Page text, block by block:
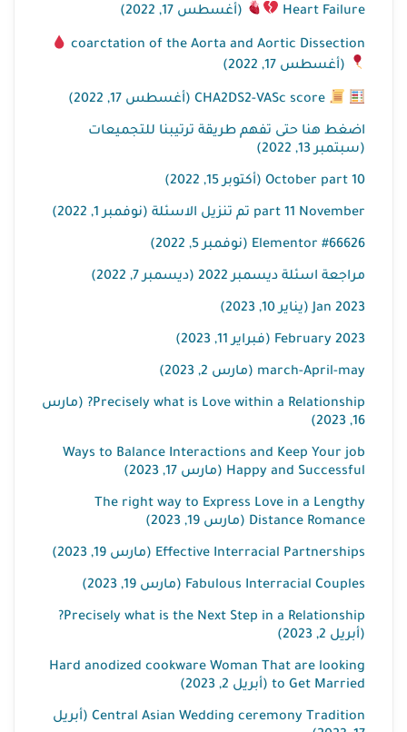
Heart Failure ​ (أغسطس 17, 2022)
coarctation of the Aorta and Aortic Dissection
​ (أغسطس 17, 2022)
CHA2DS2-VASc score (أغسطس 17, 2022)
اضغط هنا حتى تفهم طريقة ترتيبنا للتجميعات
(سبتمبر 13, 2022)
October part 10 (أكتوبر 15, 2022)
part 11 November تم تنزيل الاسئلة (نوفمبر 1, 2022)
Elementor #66626 (نوفمبر 5, 2022)
مراجعة اسئلة ديسمبر 2022 (ديسمبر 7, 2022)
Jan 2023 (يناير 10, 2023)
February 2023 (فبراير 11, 2023)
march-April-may (مارس 2, 2023)
Precisely what is Love within a Relationship? (مارس
16, 2023)
Ways to Balance Interactions and Keep Your job
Happy and Successful (مارس 17, 2023)
The right way to Express Love in a Lengthy
Distance Romance (مارس 19, 2023)
Effective Interracial Partnerships (مارس 19, 2023)
Fabulous Interracial Couples (مارس 19, 2023)
Precisely what is the Next Step in a Relationship?
(أبريل 2, 2023)
Hard anodized cookware Woman That are looking
to Get Married (أبريل 2, 2023)
Central Asian Wedding ceremony Tradition (أبريل